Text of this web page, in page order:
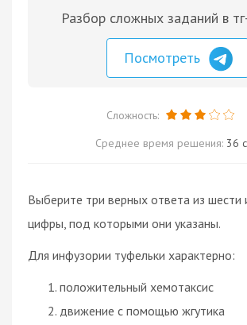
Разбор сложных заданий в
Посмотреть
Сложность:
Среднее время решения: 36
Выберите три верных ответа из шести
цифры, под которыми они указаны.
Для инфузории туфельки характерно:
положительный хемотаксис
движение с помощью жгутика